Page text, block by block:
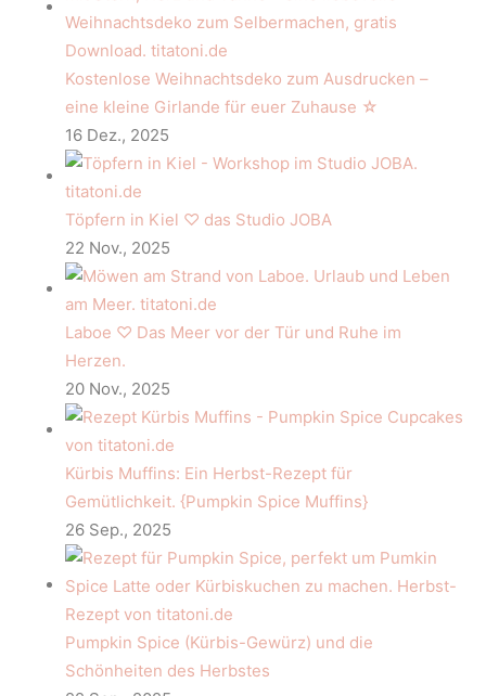
Kostenlose Weihnachtsdeko zum Ausdrucken –
eine kleine Girlande für euer Zuhause ☆
16 Dez., 2025
Töpfern in Kiel ♡ das Studio JOBA
22 Nov., 2025
Laboe ♡ Das Meer vor der Tür und Ruhe im
Herzen.
20 Nov., 2025
Kürbis Muffins: Ein Herbst-Rezept für
Gemütlichkeit. {Pumpkin Spice Muffins}
26 Sep., 2025
Pumpkin Spice (Kürbis-Gewürz) und die
Schönheiten des Herbstes